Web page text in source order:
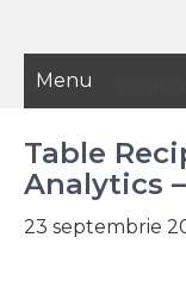
Menu
Table
Analytics
23 septembrie